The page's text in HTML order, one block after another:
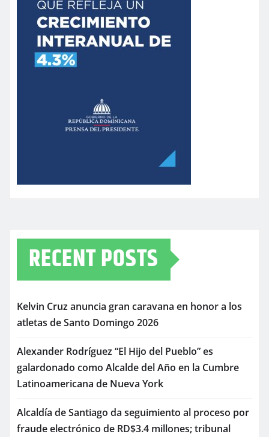
RECENT POSTS
Kelvin Cruz anuncia gran caravana en honor a los
atletas de Santo Domingo 2026
Alexander Rodríguez “El Hijo del Pueblo” es
galardonado como Alcalde del Año en la Cumbre
Latinoamericana de Nueva York
Alcaldía de Santiago da seguimiento al proceso por
fraude electrónico de RD$3.4 millones; tribunal